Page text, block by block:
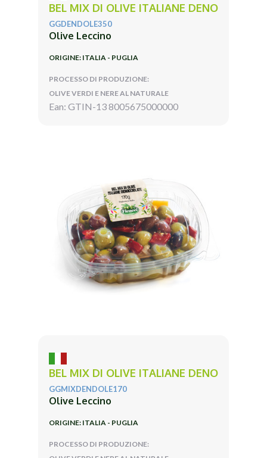
BEL MIX DI OLIVE ITALIANE DENO
GGDENDOLE350
Olive Leccino
ORIGINE: ITALIA - PUGLIA
PROCESSO DI PRODUZIONE:
OLIVE VERDI E NERE AL NATURALE
Ean: GTIN-13 8005675000000
BEL MIX DI OLIVE ITALIANE DENO
GGMIXDENDOLE170
Olive Leccino
ORIGINE: ITALIA - PUGLIA
PROCESSO DI PRODUZIONE: